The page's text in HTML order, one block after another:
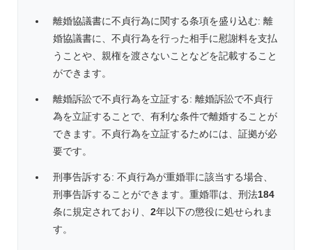
離婚協議書に不貞行為に関する条項を盛り込む: 離
婚協議書に、不貞行為を行った相手に慰謝料を支払
うことや、親権を渡さないことなどを記載すること
ができます。
離婚訴訟で不貞行為を立証する: 離婚訴訟で不貞行
為を立証することで、有利な条件で離婚することが
できます。不貞行為を立証するためには、証拠が必
要です。
刑事告訴する: 不貞行為が重婚罪に該当する場合、
刑事告訴することができます。重婚罪は、刑法184
条に規定されており、 2年以下の懲役に処せられま
す。